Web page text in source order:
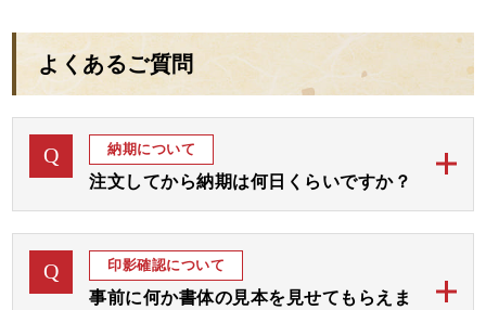
本当に素晴らしい！！と、感激しました。
最初から最後まで とても安心できる取引でした。
素晴らしい印鑑を ありがとうございました！！
開運2本セット 銀行印・認印
正直、心配で寂しい気持ちの方が大きいのですが、最高の
お守りが出来たので、安心して娘の新しい門出を祝ってあ
げたいと思います。
本当にありがとうございました。
開運2本セット 銀行印・認印
よくあるご質問
Q 納期について
注文してから納期は何日くらいですか？
A
りしてご確認後お彫りして 約1週間から10日にて発送
予定でございます。
Q 印影確認について
事前に何か書体の見本を見せてもらえま